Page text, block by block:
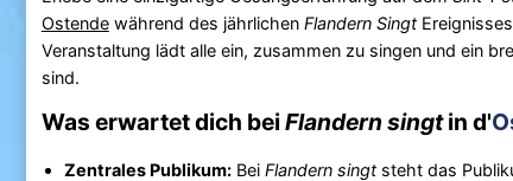
Ostendewährend des jährlichen Flandern Singt
Veranstaltung lädt alle ein, zusammen zu singen und ein
sind.
Was erwartet dich bei Flandern singtin d'
Zentrales Publikum:Bei Flandern singtsteht das